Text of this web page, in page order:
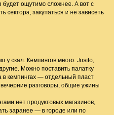
ощутимо сложнее. А вот с
сектора, закупаться и не зависеть
у скал. Кемпингов много: Josito,
Можно поставить палатку
кемпингах — отдельный пласт
разговоры, общие ужины
нет продуктовых магазинов,
заранее — в городе или по